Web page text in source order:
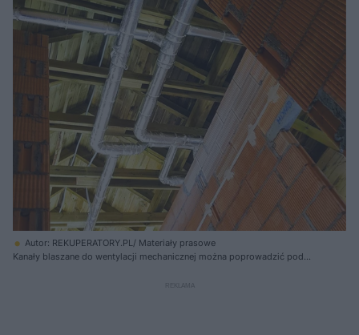
Autor: REKUPERATORY.PL/ Materiały prasowe
Kanały blaszane do wentylacji mechanicznej można poprowadzić pod